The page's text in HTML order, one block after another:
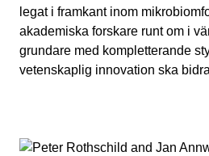
legat i framkant inom
akademiska forskare runt om i
grundare med kompletterande
vetenskaplig innovation ska